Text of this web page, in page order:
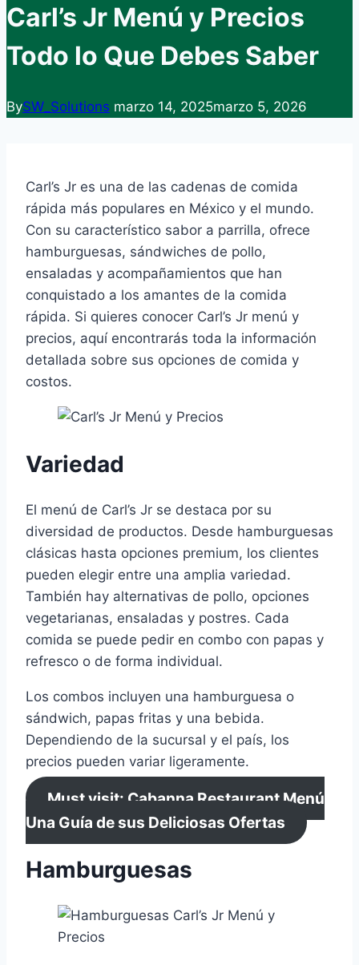
Carl’s Jr Menú y Precios
Todo lo Que Debes Saber
BySW_Solutions marzo 14, 2025marzo 5, 2026
Carl’s Jr es una de las cadenas de comida
rápida más populares en México y el mundo.
Con su característico sabor a parrilla, ofrece
hamburguesas, sándwiches de pollo,
ensaladas y acompañamientos que han
conquistado a los amantes de la comida
rápida. Si quieres conocer Carl’s Jr menú y
precios, aquí encontrarás toda la información
detallada sobre sus opciones de comida y
costos.
Variedad
El menú de Carl’s Jr se destaca por su
diversidad de productos. Desde hamburguesas
clásicas hasta opciones premium, los clientes
pueden elegir entre una amplia variedad.
También hay alternativas de pollo, opciones
vegetarianas, ensaladas y postres. Cada
comida se puede pedir en combo con papas y
refresco o de forma individual.
Los combos incluyen una hamburguesa o
sándwich, papas fritas y una bebida.
Dependiendo de la sucursal y el país, los
precios pueden variar ligeramente.
Must visit: Cabanna Restaurant Menú
Una Guía de sus Deliciosas Ofertas
Hamburguesas